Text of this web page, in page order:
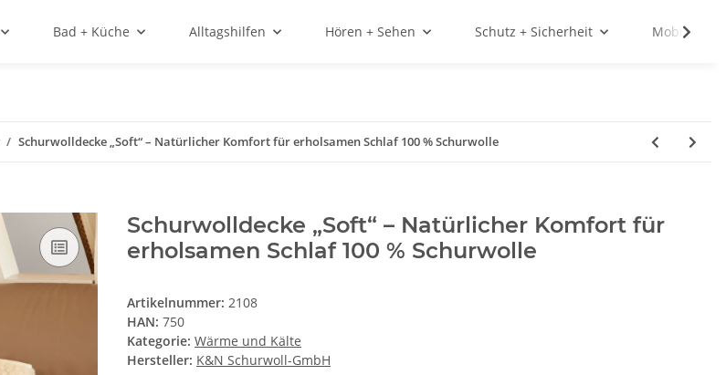
Bad + Küche Alltagshilfen Hören + Sehen Schutz + Sicherheit Mobilität
Schurwolldecke „Soft“ – Natürlicher Komfort für erholsamen Schlaf 100 % Schurwolle
Schurwolldecke „Soft“ – Natürlicher Komfort für
erholsamen Schlaf 100 % Schurwolle
Artikelnummer: 2108
HAN: 750
Kategorie: Wärme und Kälte
Hersteller: K&N Schurwoll-GmbH